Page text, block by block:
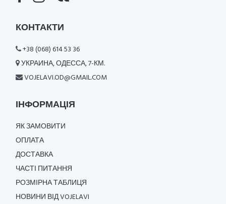
КОНТАКТИ
+38 (068) 614 53 36
УКРАИНА, ОДЕССА, 7-КМ.
VOJELAVI.OD@GMAIL.COM
ІНФОРМАЦІЯ
ЯК ЗАМОВИТИ
ОПЛАТА
ДОСТАВКА
ЧАСТІ ПИТАННЯ
РОЗМІРНА ТАБЛИЦЯ
НОВИНИ ВІД VOJELAVI